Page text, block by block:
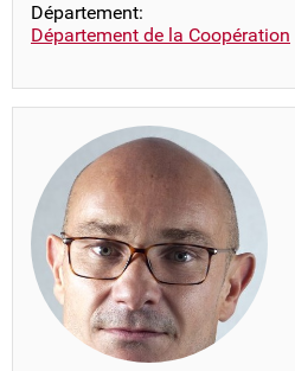
Département:
Département de la Coopération